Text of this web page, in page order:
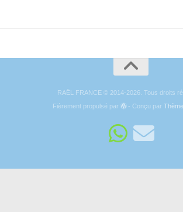
RAËL FRANCE © 2014-2026. Tous droits
Fièrement propulsé par
- Conçu par